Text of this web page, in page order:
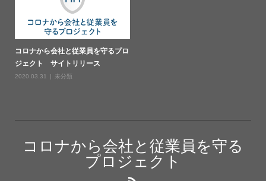
コロナから会社と従業員を守るプロ
ジェクト サイトリリース
2020.03.31 未分類
コロナから会社と従業員を守る
プロジェクト